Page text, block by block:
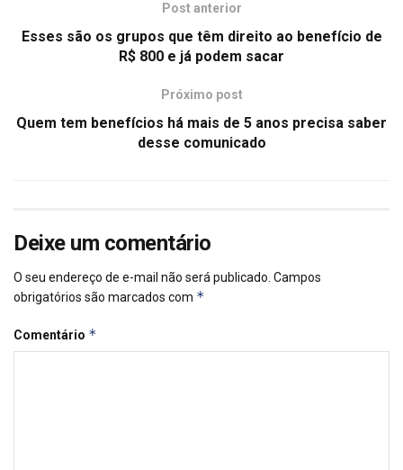
Post anterior
Esses são os grupos que têm direito ao benefício de
R$ 800 e já podem sacar
Próximo post
Quem tem benefícios há mais de 5 anos precisa saber
desse comunicado
Deixe um comentário
O seu endereço de e-mail não será publicado. Campos
obrigatórios são marcados com *
Comentário *